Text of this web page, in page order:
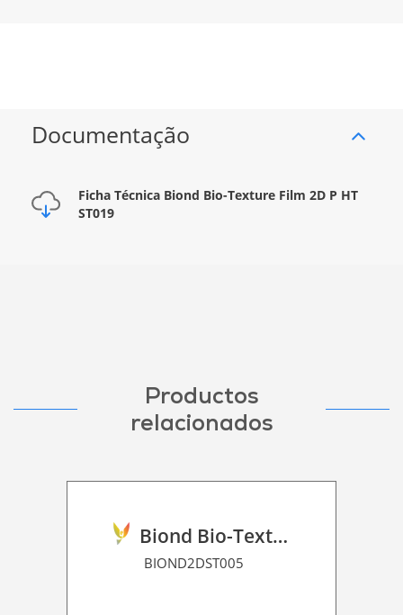
Documentação
Ficha Técnica Biond Bio-Texture Film 2D P HT
ST019
Productos
relacionados
Biond Bio-Texture Decor Film 2D P HT
BIOND2DST005